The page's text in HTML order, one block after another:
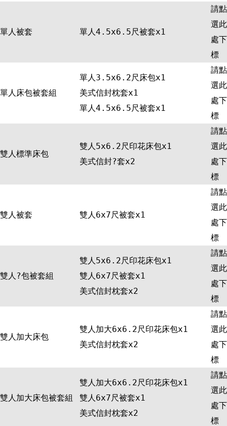
單人被套 單人4.5x6.5尺被套x1
請點
選此
處下
標
單人床包被套組
單人3.5x6.2尺床包x1
美式信封枕套x1
單人4.5x6.5尺被套x1
請點
選此
處下
標
雙人標準床包
雙人5x6.2尺印花床包x1
美式信封?套x2
請點
選此
處下
標
雙人被套 雙人6x7尺被套x1
請點
選此
處下
標
雙人?包被套組
雙人5x6.2尺印花床包x1
雙人6x7尺被套x1
美式信封枕套x2
請點
選此
處下
標
雙人加大床包
雙人加大6x6.2尺印花床包x1
美式信封枕套x2
請點
選此
處下
標
雙人加大床包被套組
雙人加大6x6.2尺印花床包x1
雙人6x7尺被套x1
美式信封枕套x2
請點
選此
處下
標